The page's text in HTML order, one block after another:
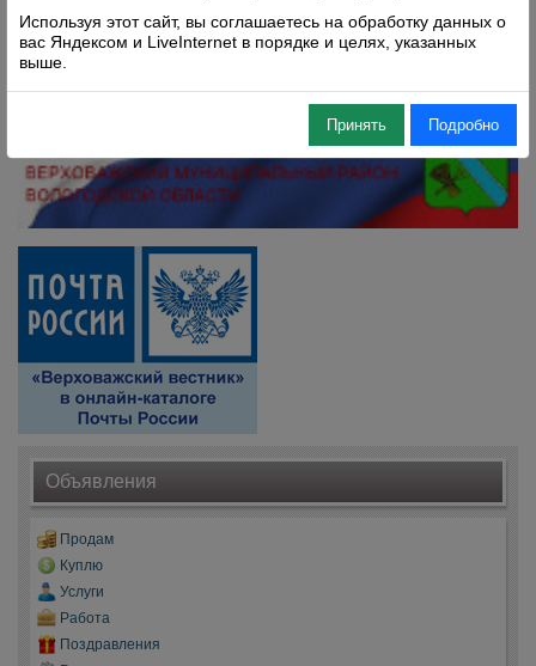
Объявления
Продам
Куплю
Услуги
Работа
Поздравления
Используя этот сайт, вы соглашаетесь на обработку данных о
вас Яндексом и LiveInternet в порядке и целях, указанных
выше.
Принять Подробно